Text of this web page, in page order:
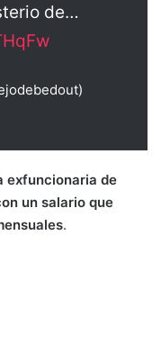
de…
exfuncionaria de
un salario que
.